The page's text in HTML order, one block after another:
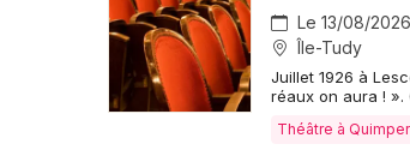
Le 13/08/2026
Île-Tudy
Juillet 1926 à
réaux on aura !
Théâtre à Quimper